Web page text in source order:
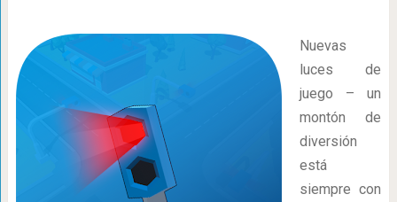
Nuevas
luces de
juego – un
montón de
diversión
está
siempre con